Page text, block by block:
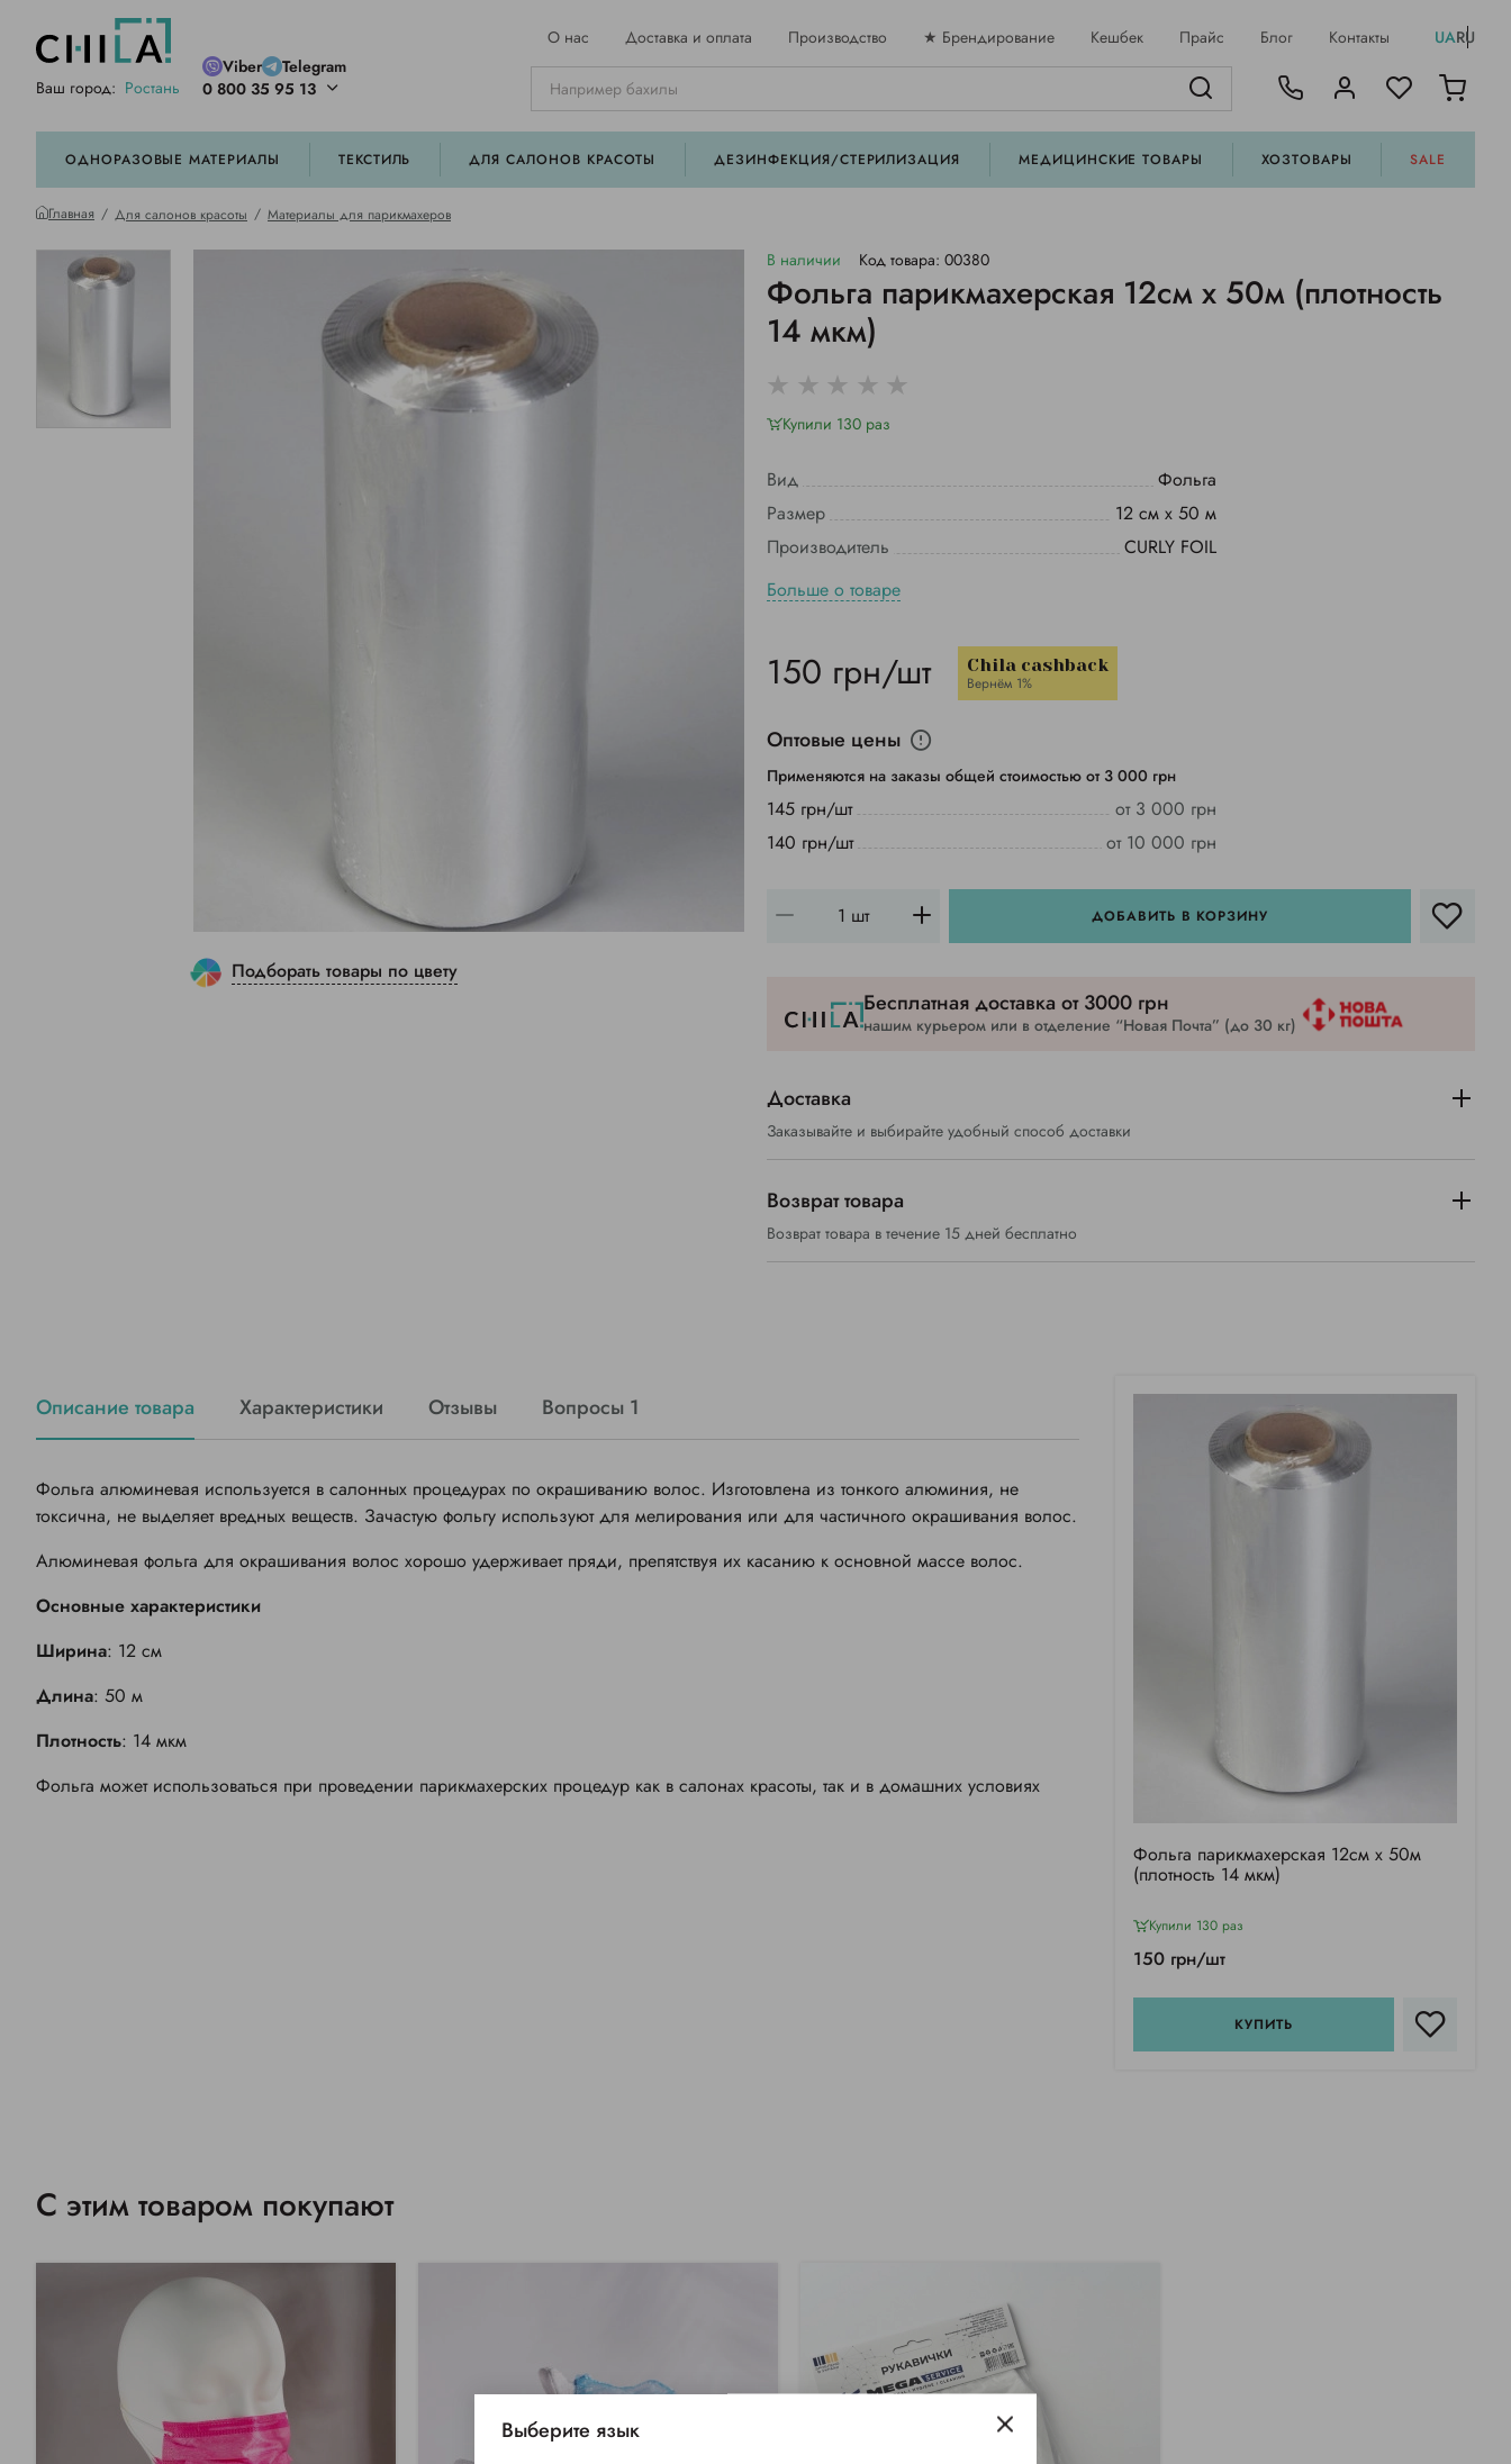
Ваш город: Ростань
Viber
Telegram
0 800 35 95 13
О нас Доставка и оплата Производство ★ Брендирование Кешбек Прайс Блог Контакты UARU
ОДНОРАЗОВЫЕ МАТЕРИАЛЫ ТЕКСТИЛЬ ДЛЯ САЛОНОВ КРАСОТЫ ДЕЗИНФЕКЦИЯ/СТЕРИЛИЗАЦИЯ МЕДИЦИНСКИЕ ТОВАРЫ ХОЗТОВАРЫ SALE
Главная Для салонов красоты Материалы для парикмахеров
Подборать товары по цвету
В наличии Код товара: 00380
Фольга парикмахерская 12см х 50м (плотность
14 мкм)
Купили 130 раз
Вид
Фольга
Размер
12 см х 50 м
Производитель
CURLY FOIL
Больше о товаре
150 грн/шт Chila cashback
Вернём 1%
Оптовые цены
Применяются на заказы общей стоимостью от 3 000 грн
145 грн/шт
от 3 000 грн
140 грн/шт
от 10 000 грн
ДОБАВИТЬ В КОРЗИНУ
Бесплатная доставка от 3000 грн
нашим курьером или в отделение “Новая Почта” (до 30 кг)
Доставка
Заказывайте и выбирайте удобный способ доставки
Возврат товара
Возврат товара в течение 15 дней бесплатно
Описание товара Характеристики Отзывы Вопросы 1
Фольга алюминевая используется в салонных процедурах по окрашиванию волос. Изготовлена из тонкого алюминия, не
токсична, не выделяет вредных веществ. Зачастую фольгу используют для мелирования или для частичного окрашивания волос.
Алюминевая фольга для окрашивания волос хорошо удерживает пряди, препятствуя их касанию к основной массе волос.
Основные характеристики
Ширина: 12 см
Длина: 50 м
Плотность: 14 мкм
Фольга может использоваться при проведении парикмахерских процедур как в салонах красоты, так и в домашних условиях
Фольга парикмахерская 12см х 50м
(плотность 14 мкм)
Купили 130 раз
150 грн/шт
КУПИТЬ
С этим товаром покупают
Выберите язык